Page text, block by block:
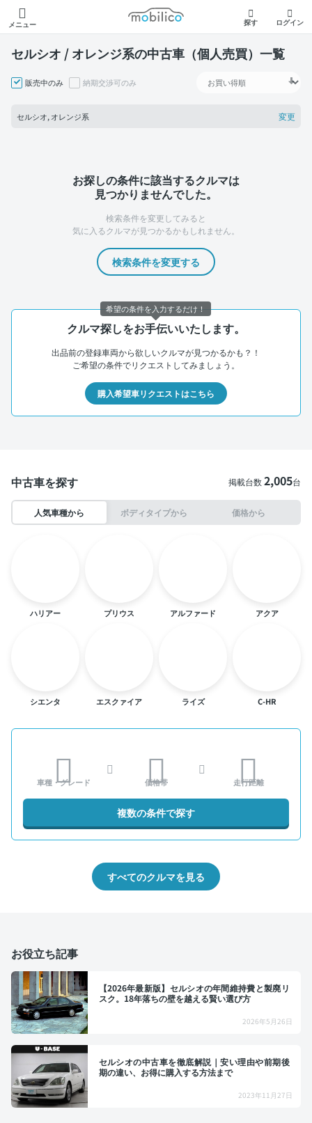
メニュー
モビリコ
探す ログイン
セルシオ / オレンジ系の中古車（個人売買）一覧
販売中のみ 納期交渉可のみ
セルシオ, オレンジ系 変更
お探しの条件に該当するクルマは
見つかりませんでした。
検索条件を変更してみると
気に入るクルマが見つかるかもしれません。
検索条件を変更する
クルマ探しをお手伝いいたします。
出品前の登録車両から欲しいクルマが見つかるかも？！
ご希望の条件でリクエストしてみましょう。
購入希望車リクエストはこちら
中古車を探す 掲載台数2,005台
人気車種から ボディタイプから 価格から
ハリアー プリウス アルファード アクア
シエンタ エスクァイア ライズ C-HR
車種・グレード 価格帯 走行距離
複数の条件で探す
すべてのクルマを見る
お役立ち記事
【2026年最新版】セルシオの年間維持費と製廃リ
スク。18年落ちの壁を越える賢い選び方
2026年5月26日
セルシオの中古車を徹底解説｜安い理由や前期後
期の違い、お得に購入する方法まで
2023年11月27日
希望の条件を入力するだけ！